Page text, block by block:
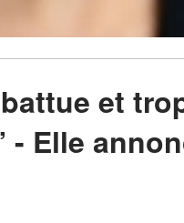
et
- Elle